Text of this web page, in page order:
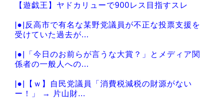
【遊戯王】ヤドカリューで900レス目指すスレ
|●|反高市で有名な某野党議員が不正な投票支援を
受けていた過去が...
|●|「今日のお前らが言うな大賞？」とメディア関
係者の一般人への...
|●|【ｗ】自民党議員「消費税減税の財源がない
ー！」 → 片山財...